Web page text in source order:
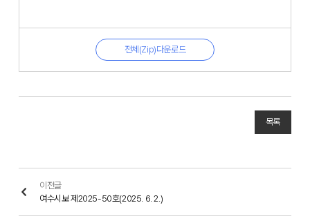
전체(Zip)다운로드
목록
이전글
여수시보 제2025-50호(2025. 6. 2.)